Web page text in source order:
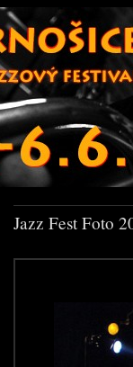
Jazz Fest Foto